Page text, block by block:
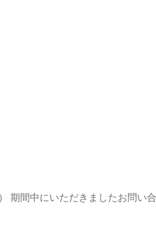
期間中にいただきましたお問い